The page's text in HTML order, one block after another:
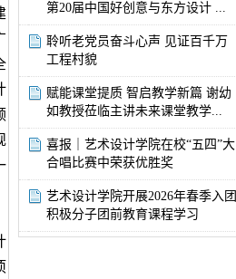
学
院
2026
届
毕
业
设
计
作
品
展
暨
采
风...
第20届中国好创意与东方设计 ...
聆听老党员奋斗心声 见证百千万
工程村貌
赋能课堂提质 智启教学新篇 谢幼
如教授莅临主讲未来课堂教学...
喜报｜艺术设计学院在校“五四”大
合唱比赛中荣获优胜奖
艺术设计学院开展2026年春季入团
积极分子团前教育课程学习